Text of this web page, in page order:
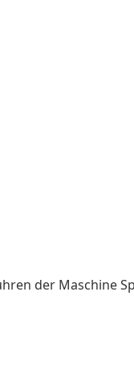
der Maschine